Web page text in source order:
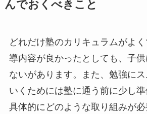
んでおくべきこと
どれだけ塾のカリキュラムがよ
導内容が良かったとしても、子
ないがあります。また、勉強に
いくためには塾に通う前に少し準
具体的にどのような取り組みが